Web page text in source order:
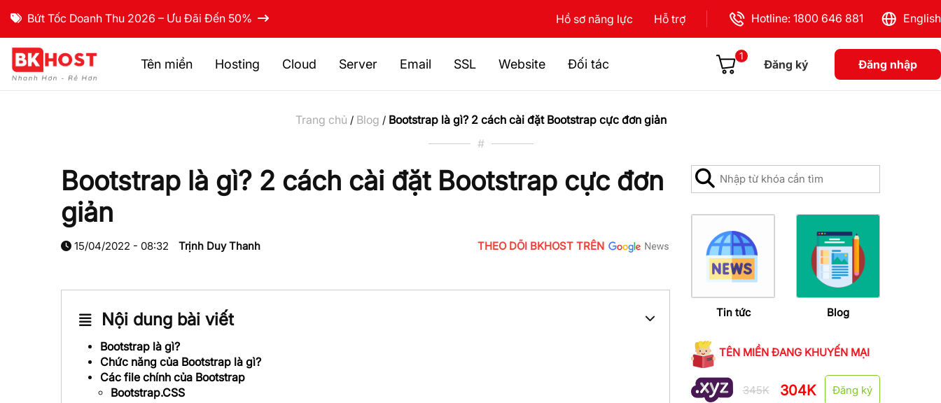
Bứt Tốc Doanh Thu 2026 – Ưu Đãi Đến 50% Hồ sơ năng lực Hỗ trợ Hotline: 1800 646 881 English
Tên miền Hosting Cloud Server Email SSL Website Đối tác
1
Đăng ký Đăng nhập
Trang chủ / Blog / Bootstrap là gì? 2 cách cài đặt Bootstrap cực đơn giản
#
Bootstrap là gì? 2 cách cài đặt Bootstrap cực đơn
giản
15/04/2022 - 08:32 Trịnh Duy Thanh THEO DÕI BKHOST TRÊN
Nội dung bài viết
Bootstrap là gì?
Chức năng của Bootstrap là gì?
Các file chính của Bootstrap
Bootstrap.CSS
Tin tức Blog
TÊN MIỀN ĐANG KHUYẾN MẠI
345K 304K Đăng ký